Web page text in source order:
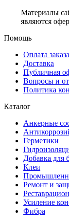
Материалы
являются
Помощь
Оплата заказа
Доставка
Публичная
Вопросы и
Политика
Каталог
Анкерные
Герметики
Добавка для
Клеи
Ремонт и
Усиление
Фибра